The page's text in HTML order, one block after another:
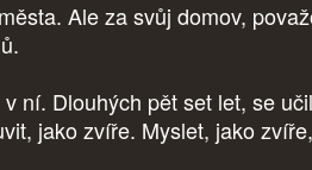
Ale za svůj domov,
ní. Dlouhých pět set let, se
jako zvíře. Myslet, jako